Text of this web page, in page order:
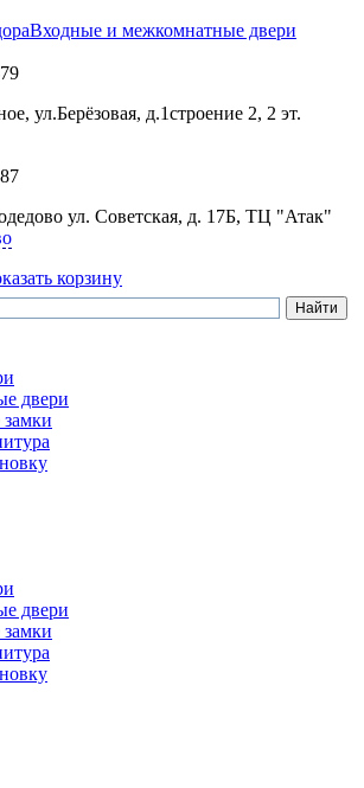
Входные и межкомнатные двери
ул.Берёзовая, д.1строение 2, 2 эт.
ул. Советская, д. 17Б, ТЦ "Атак"
корзину
двери
двери